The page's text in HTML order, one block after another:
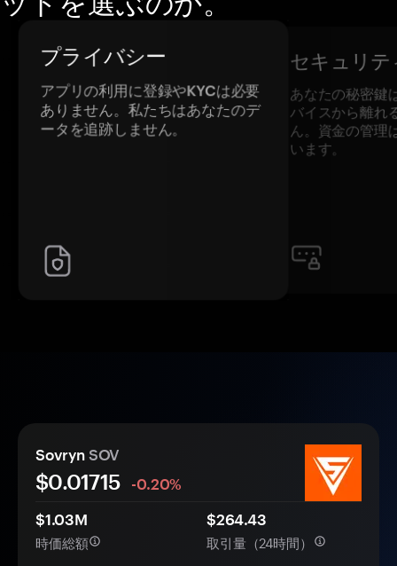
プライバシー
アプリの利用に登録やKYCは必要
ありません。私たちはあなたのデ
ータを追跡しません。
セキュリテ
あなたの秘密鍵
バイスから離れ
ん。資金の管理
います。
Sovryn SOV
$0.01715
-0.20%
$1.03M
時価総額
$264.43
取引量（24時間）